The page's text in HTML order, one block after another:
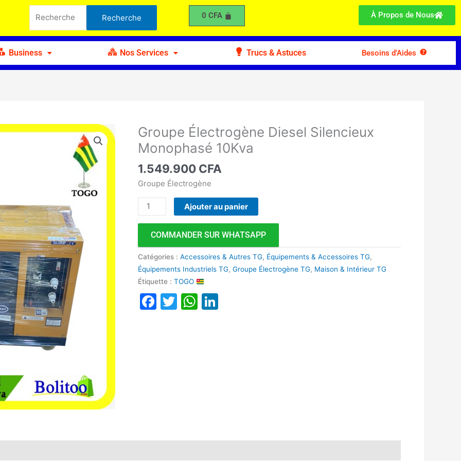
pour :
Recherche 0 CFA À Propos de Nous
Business Nos Services Trucs & Astuces Besoins d’Aides
Groupe Électrogène Diesel Silencieux
Monophasé 10Kva
1.549.900 CFA
Groupe Électrogène
quantité
de
Groupe
Électrogène
Diesel
Silencieux
Monophasé
10Kva
Ajouter au panier
COMMANDER SUR WHATSAPP
Catégories :Accessoires & Autres TG, Équipements & Accessoires TG,
Équipements Industriels TG,Groupe Électrogène TG, Maison & Intérieur TG
Étiquette :TOGO
Facebook
TwitterWhatsApp
Silencieux
Monophasé
10Kva